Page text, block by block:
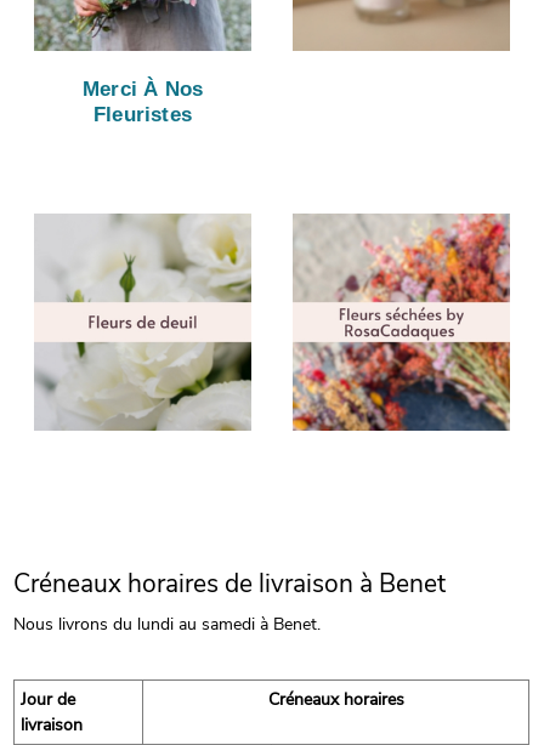
Merci À Nos
Fleuristes
Créneaux horaires de livraison à Benet
Nous livrons du lundi au samedi à Benet.
Jour de
livraison
Créneaux horaires